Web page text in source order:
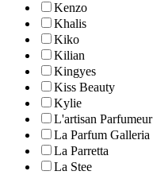
Kenzo
Khalis
Kiko
Kilian
Kingyes
Kiss Beauty
Kylie
L'artisan Parfumeur
La Parfum Galleria
La Parretta
La Stee